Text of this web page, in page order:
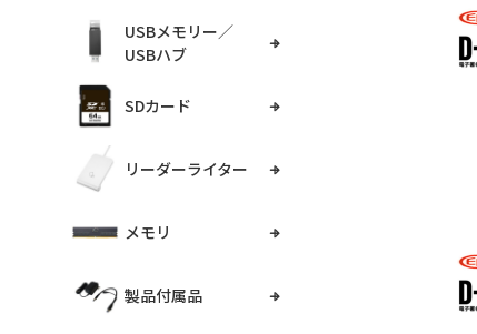
USBメモリー／
USBハブ
SDカード
リーダーライター
メモリ
製品付属品